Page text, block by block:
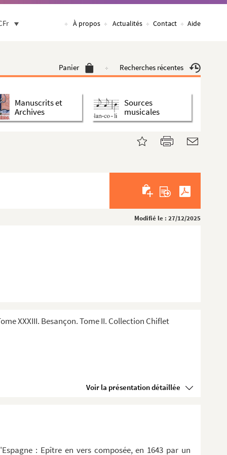
À propos Actualités Contact Aide
Panier Recherches récentes
Manuscrits et
Archives
Sources
musicales
Modifié le : 27/12/2025
XXXIII. Besançon. Tome II. Collection Chiflet
Voir la présentation détaillée
: Epître en vers composée, en 1643 par un